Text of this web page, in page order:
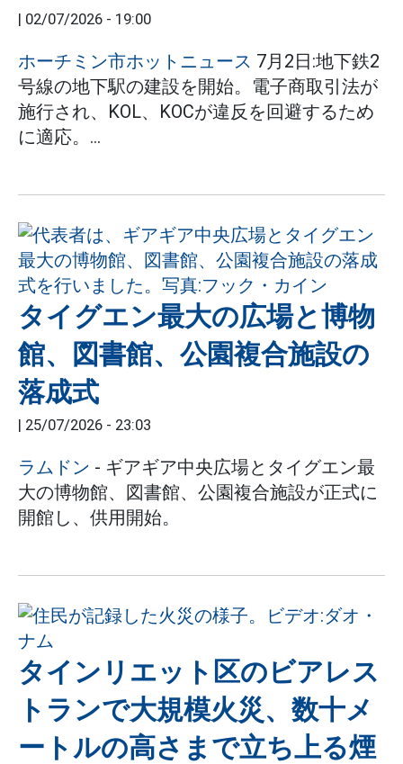
| 02/07/2026 - 19:00
ホーチミン市ホットニュース 7月2日:地下鉄2
号線の地下駅の建設を開始。電子商取引法が
施行され、KOL、KOCが違反を回避するため
に適応。...
タイグエン最大の広場と博物
館、図書館、公園複合施設の
落成式
| 25/07/2026 - 23:03
ラムドン - ギアギア中央広場とタイグエン最
大の博物館、図書館、公園複合施設が正式に
開館し、供用開始。
タインリエット区のビアレス
トランで大規模火災、数十メ
ートルの高さまで立ち上る煙